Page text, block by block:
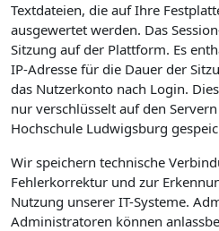
Textdateien, die auf Ihre
ausgewertet werden. Das
Sitzung auf der Plattform. Es
IP-Adresse für die Dauer der
das Nutzerkonto nach Login.
nur verschlüsselt auf den
Hochschule Ludwigsburg
Wir speichern technische
Fehlerkorrektur und zur
Nutzung unserer IT-Systeme.
Administratoren können